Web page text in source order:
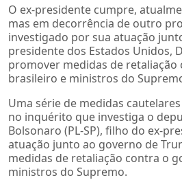
O ex-presidente cumpre,
mas em decorrência de outro
investigado por sua atuação
presidente dos Estados Unidos,
promover medidas de
brasileiro e ministros do
Uma série de medidas
no inquérito que investiga o
Bolsonaro (PL-SP), filho do ex-
atuação junto ao governo de
medidas de retaliação contra o
ministros do Supremo.